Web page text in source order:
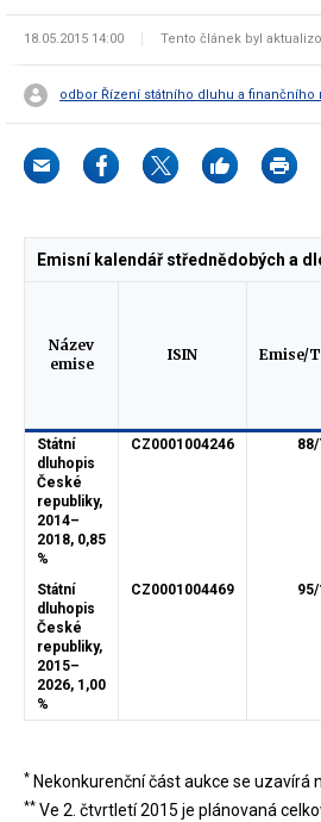
18.05.2015 14:00 Tento článek byl
odbor Řízení státního dluhu a finančního
Emisní kalendář střednědobých a
Název
emise
ISIN Emise/
Státní
dluhopis
České
republiky,
2014–
2018, 0,85
%
CZ0001004246 88/
Státní
dluhopis
České
republiky,
2015–
2026, 1,00
%
CZ0001004469 95/
* Nekonkurenční část aukce se uzavírá
** Ve 2. čtvrtletí 2015 je plánovaná